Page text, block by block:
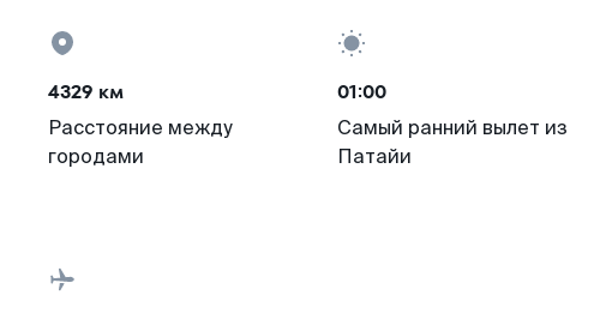
4329 км
Расстояние между
городами
01:00
Самый ранний вылет из
Патайи